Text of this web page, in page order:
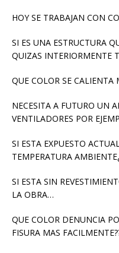
HOY SE TRABAJAN CON
SI ES UNA ESTRUCTURA
QUIZAS INTERIORMENTE
QUE COLOR SE CALIENTA
NECESITA A FUTURO UN
VENTILADORES POR
SI ESTA EXPUESTO
TEMPERATURA
SI ESTA SIN
LA OBRA…
QUE COLOR DENUNCIA
FISURA MAS